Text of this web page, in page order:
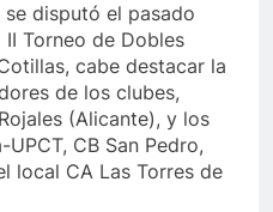
disputó el pasado
Torneo de Dobles
cabe destacar la
de los clubes,
(Alicante), y los
CB San Pedro,
local CA Las Torres de